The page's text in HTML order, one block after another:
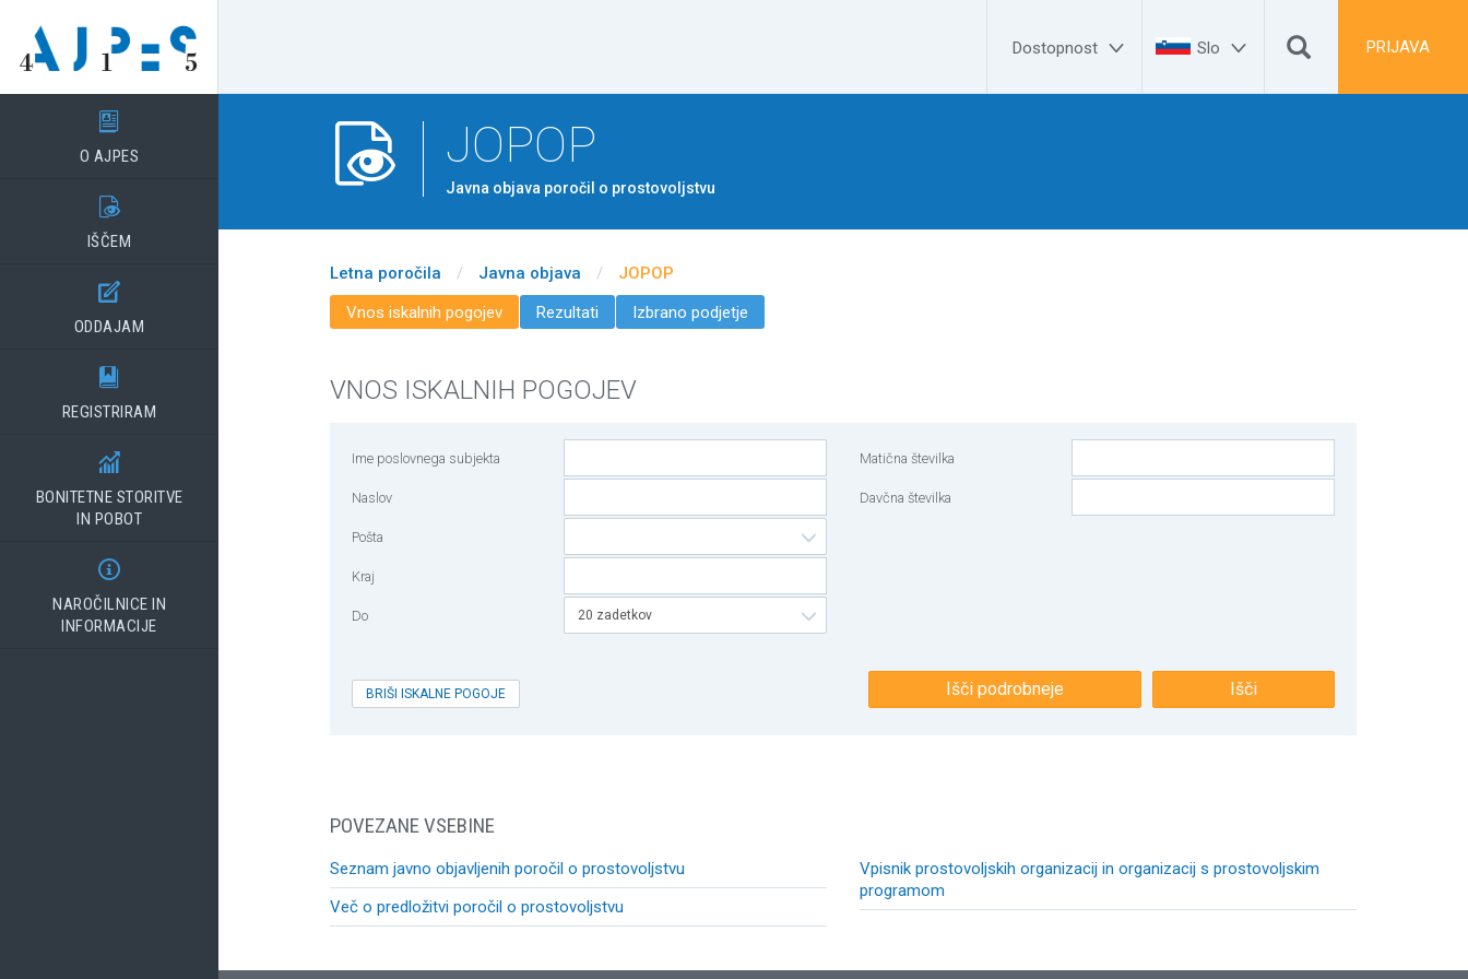

O AJPES

IŠČEM

ODDAJAM

REGISTRIRAM

BONITETNE STORITVE
IN POBOT

NAROČILNICE IN
INFORMACIJE
PRIJAVA
Slo 
Dostopnost 
 JOPOP
Javna objava poročil o prostovoljstvu
Letna poročila / Javna objava /
JOPOP
Vnos iskalnih pogojev
Rezultati Izbrano podjetje
VNOS ISKALNIH POGOJEV
Ime poslovnega subjekta
Naslov
Pošta
Kraj
Matična številka
Davčna številka
Do 20 zadetkov
BRIŠI ISKALNE POGOJE Išči
Išči podrobneje
POVEZANE VSEBINE
Seznam javno objavljenih poročil o prostovoljstvu
Več o predložitvi poročil o prostovoljstvu
Vpisnik prostovoljskih organizacij in organizacij s prostovoljskim
programom